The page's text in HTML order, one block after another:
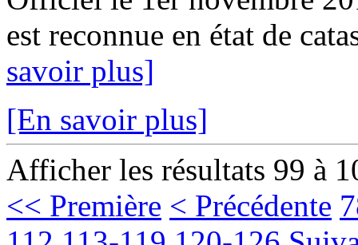
est reconnue en état de
savoir plus]
[En savoir plus]
Afficher les résultats 99 à
<< Première < Précédente